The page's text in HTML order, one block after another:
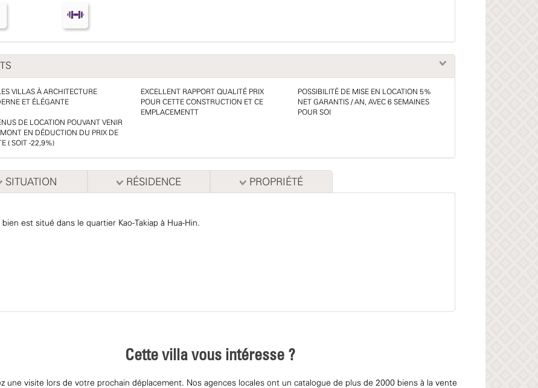
VILLAS À ARCHITECTURE
ET ÉLÉGANTE
EXCELLENT RAPPORT QUALITÉ PRIX
POUR CETTE CONSTRUCTION ET CE
EMPLACEMENTT
POSSIBILITÉ DE MISE EN LOCATION 5%
NET GARANTIS / AN, AVEC 6 SEMAINES
POUR SOI
DE LOCATION POUVANT VENIR
EN DÉDUCTION DU PRIX DE
( SOIT -22,9%)
SITUATION RÉSIDENCE PROPRIÉTÉ
bien est situé dans le quartier Kao-Takiap à Hua-Hin.
Cette villa vous intéresse ?
une visite lors de votre prochain déplacement. Nos agences locales ont un catalogue de plus de 2000 biens à la vente